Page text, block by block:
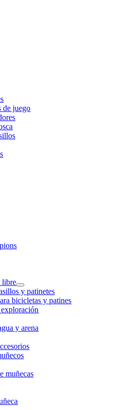
de juego
libre
y patinetes
bicicletas y patines
y arena
muñecas